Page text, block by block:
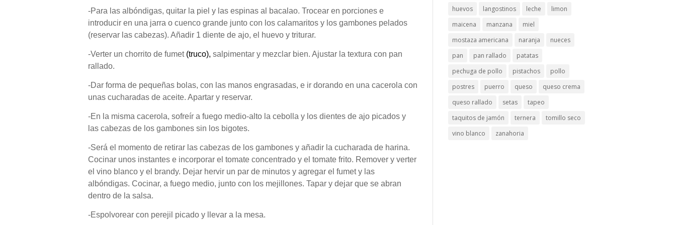
-Para las albóndigas, quitar la piel y las espinas al bacalao. Trocear en porciones e
introducir en una jarra o cuenco grande junto con los calamaritos y los gambones pelados
(reservar las cabezas). Añadir 1 diente de ajo, el huevo y triturar.
-Verter un chorrito de fumet (truco), salpimentar y mezclar bien. Ajustar la textura con pan
rallado.
-Dar forma de pequeñas bolas, con las manos engrasadas, e ir dorando en una cacerola con
unas cucharadas de aceite. Apartar y reservar.
-En la misma cacerola, sofreír a fuego medio-alto la cebolla y los dientes de ajo picados y
las cabezas de los gambones sin los bigotes.
-Será el momento de retirar las cabezas de los gambones y añadir la cucharada de harina.
Cocinar unos instantes e incorporar el tomate concentrado y el tomate frito. Remover y verter
el vino blanco y el brandy. Dejar hervir un par de minutos y agregar el fumet y las
albóndigas. Cocinar, a fuego medio, junto con los mejillones. Tapar y dejar que se abran
dentro de la salsa.
-Espolvorear con perejil picado y llevar a la mesa.
huevos
langostinos leche
limon
maicena
manzana
miel
mostaza americana
naranja
nueces
pan
pan rallado
patatas
pechuga de pollo
pistachos
pollo
postres
puerro queso
queso crema
queso rallado
setas
tapeo
taquitos de jamón
ternera
tomillo seco
vino blanco
zanahoria